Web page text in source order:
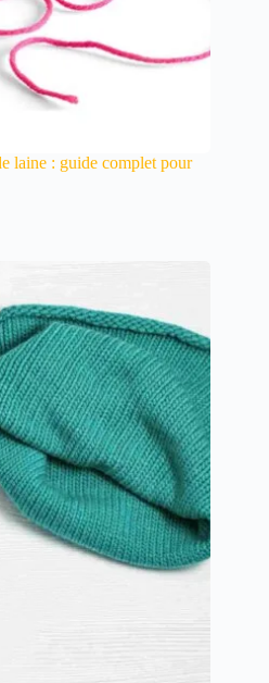
laine : guide complet pour